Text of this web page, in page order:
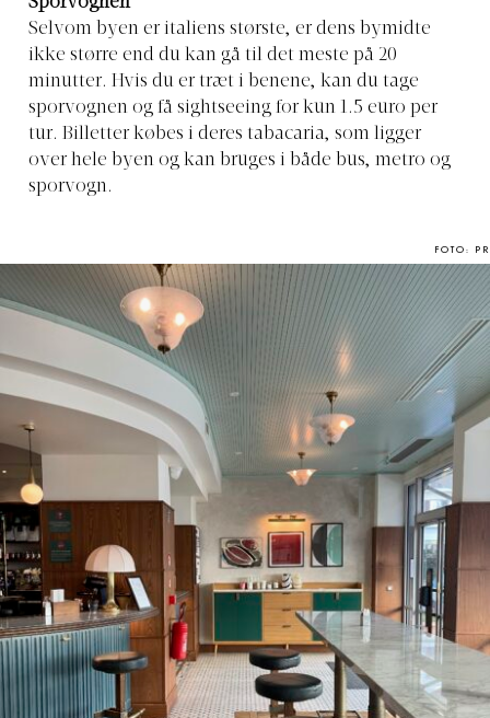
Selvom byen er italiens største, er dens bymidte
ikke større end du kan gå til det meste på 20
minutter. Hvis du er træt i benene, kan du tage
sporvognen og få sightseeing for kun 1.5 euro per
tur. Billetter købes i deres tabacaria, som ligger
over hele byen og kan bruges i både bus, metro og
sporvogn.
FOTO: PR